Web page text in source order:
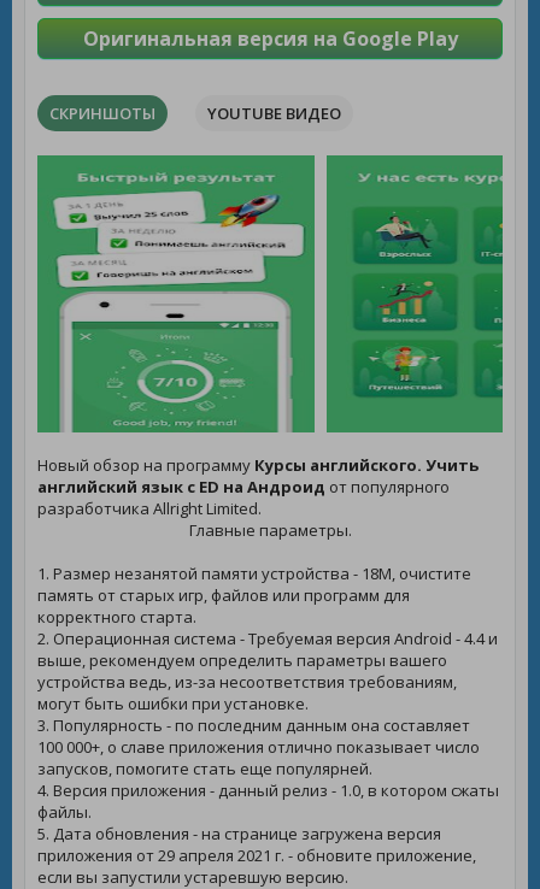
Оригинальная версия на Google Play
СКРИНШОТЫ YOUTUBE ВИДЕО
Новый обзор на программу Курсы английского. Учить
английский язык с ED на Андроид от популярного
разработчика Allright Limited.
Главные параметры.
1. Размер незанятой памяти устройства - 18M, очистите
память от старых игр, файлов или программ для
корректного старта.
2. Операционная система - Требуемая версия Android - 4.4 и
выше, рекомендуем определить параметры вашего
устройства ведь, из-за несоответствия требованиям,
могут быть ошибки при установке.
3. Популярность - по последним данным она составляет
100 000+, о славе приложения отлично показывает число
запусков, помогите стать еще популярней.
4. Версия приложения - данный релиз - 1.0, в котором сжаты
файлы.
5. Дата обновления - на странице загружена версия
приложения от 29 апреля 2021 г. - обновите приложение,
если вы запустили устаревшую версию.